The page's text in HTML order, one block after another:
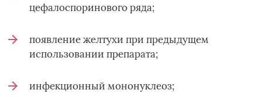
цефалоспоринового ряда;
появление желтухи при предыдущем
использовании препарата;
инфекционный мононуклеоз;